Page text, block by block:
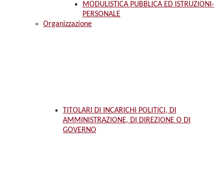
MODULISTICA PUBBLICA ED ISTRUZIONI-
PERSONALE
Organizzazione
TITOLARI DI INCARICHI POLITICI, DI
AMMINISTRAZIONE, DI DIREZIONE O DI
GOVERNO